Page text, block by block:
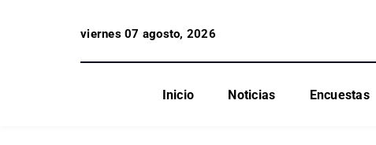
viernes 07 agosto, 2026
Inicio Noticias Encuestas